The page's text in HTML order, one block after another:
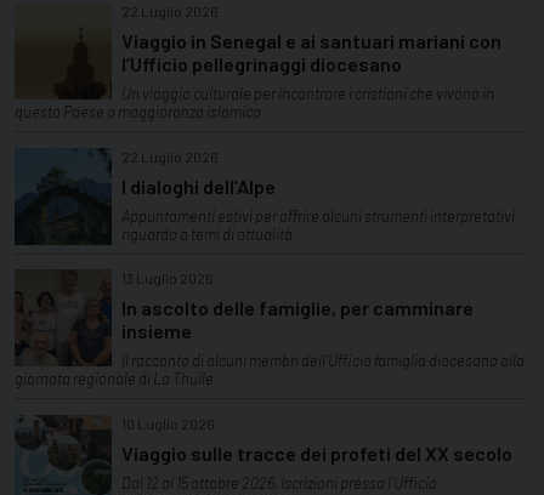
22 Luglio 2026
Viaggio in Senegal e ai santuari mariani con
l’Ufficio pellegrinaggi diocesano
Un viaggio culturale per incontrare i cristiani che vivono in
questo Paese a maggioranza islamica
22 Luglio 2026
I dialoghi dell’Alpe
Appuntamenti estivi per offrire alcuni strumenti interpretativi
riguardo a temi di attualità
13 Luglio 2026
In ascolto delle famiglie, per camminare
insieme
Il racconto di alcuni membri dell'Ufficio famiglia diocesano alla
giornata regionale di La Thuile
10 Luglio 2026
Viaggio sulle tracce dei profeti del XX secolo
Dal 12 al 15 ottobre 2026. Iscrizioni presso l'Ufficio